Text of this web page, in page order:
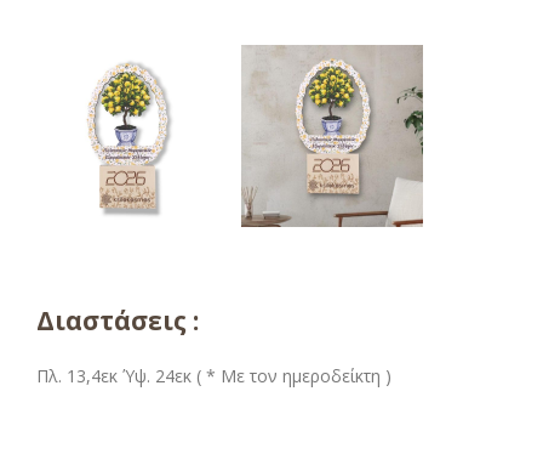
Διαστάσεις :
Πλ. 13,4εκ Ύψ. 24εκ ( * Με τον ημεροδείκτη )